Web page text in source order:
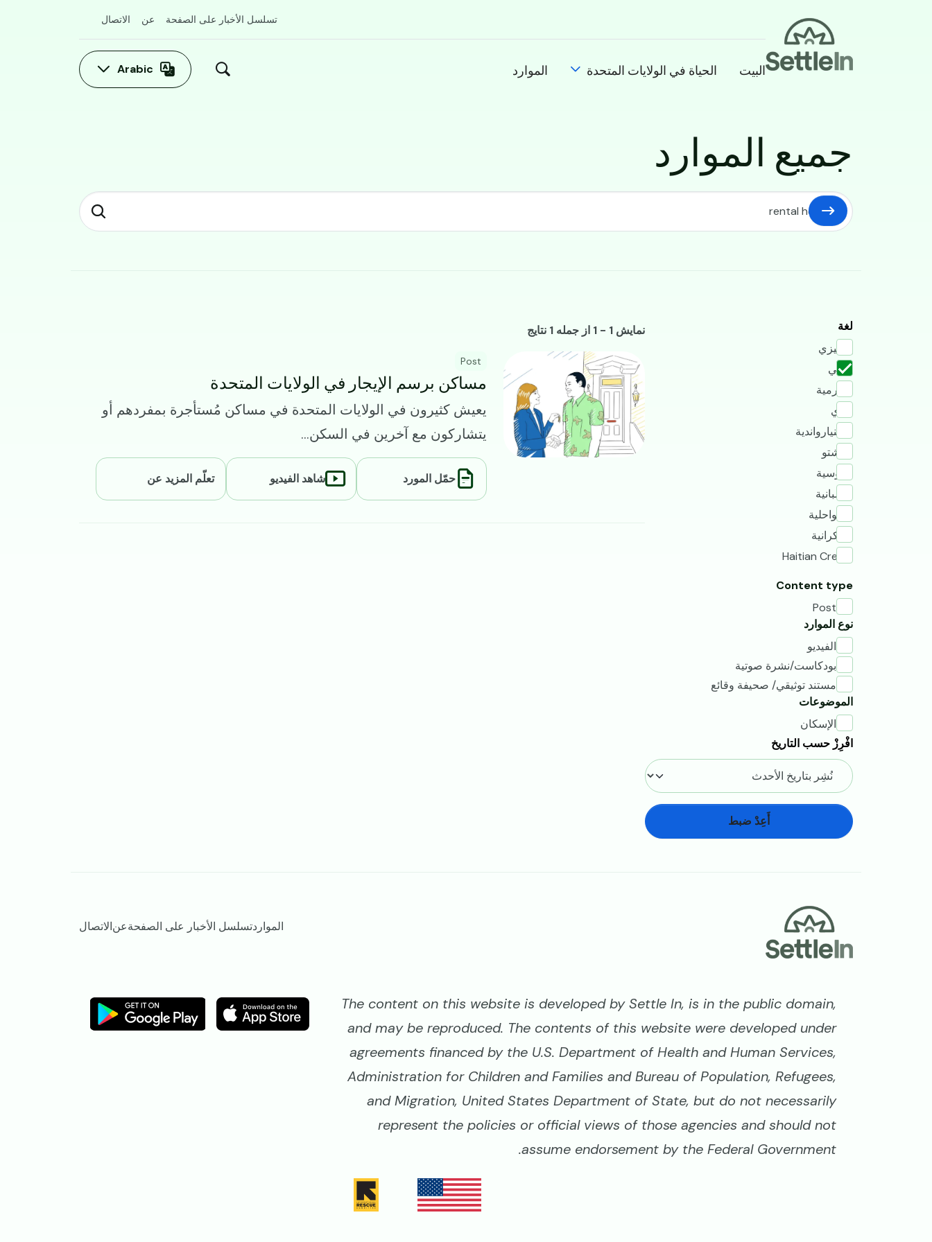
تسلسل الأخبار على الصفحة عن الاتصال
البيت الحياة في الولايات المتحدة الموارد Arabic
جميع الموارد
لغة
إنجليزي
عربي
البورمية
داري
الكينيارواندية
الباشتو
الروسية
الأسبانية
السواحلية
الأوكرانية
Haitian Creole
Content type
Post
نوع الموارد
الفيديو
بودكاست/نشرة صوتية
مستند توثيقي/ صحيفة وقائع
الموضوعات
الإسكان
افْرِزْ حسب التاريخ
أَعِدْ ضبط
جميع الموارد
نمایش 1 - 1 از جمله 1 نتایج
Image
Post
مساكن برسم الإيجار في الولايات المتحدة
يعيش كثيرون في الولايات المتحدة في مساكن مُستأجرة بمفردهم أو
يتشاركون مع آخرين في السكن...
حمّل المورد شاهد الفيديو تعلّم المزيد عن
المواردتسلسل الأخبار على الصفحةعنالاتصال
The content on this website is developed by Settle In, is in the public domain,
and may be reproduced. The contents of this website were developed under
agreements financed by the U.S. Department of Health and Human Services,
Administration for Children and Families and Bureau of Population, Refugees,
and Migration, United States Department of State, but do not necessarily
represent the policies or official views of those agencies and should not
assume endorsement by the Federal Government.
Image Image
Image